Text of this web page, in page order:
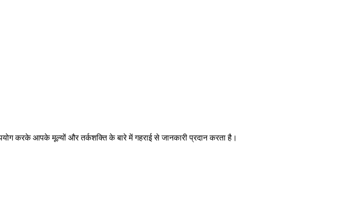
करके आपके मूल्यों और तर्कशक्ति के बारे में गहराई से जानकारी प्रदान करता है।